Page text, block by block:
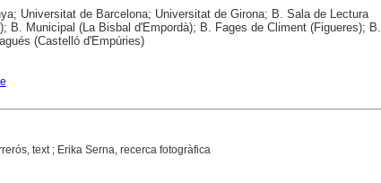
Universitat de Barcelona; Universitat de Girona; B. Sala de Lectura
B. Municipal (La Bisbal d'Empordà); B. Fages de Climent (Figueres); B.
(Castelló d'Empúries)
text ; Erika Serna, recerca fotogràfica